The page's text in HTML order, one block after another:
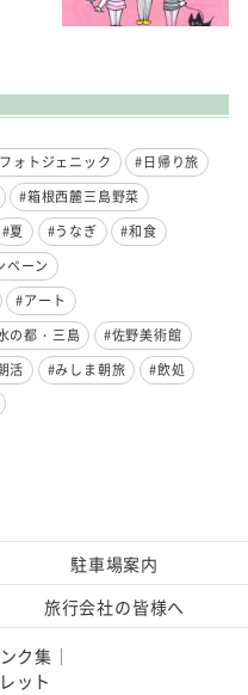
ォトジェニック
#日帰り旅
#箱根西麓三島野菜
#夏 #うなぎ
#和食
ペーン
#アート
の都・三島
#佐野美術館
活 #みしま朝旅
#飲処
駐車場案内
旅行会社の皆様へ
ク集
ット